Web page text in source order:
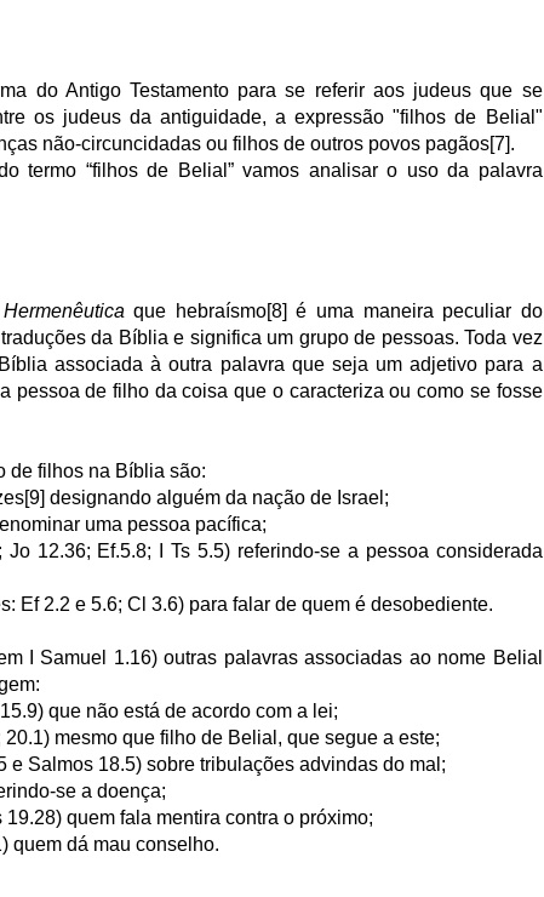
do Antigo Testamento para se referir aos judeus que se
os judeus da antiguidade, a expressão "filhos de Belial"
não-circuncidadas ou filhos de outros povos pagãos[7].
termo “filhos de Belial” vamos analisar o uso da palavra
Hermenêutica que hebraísmo[8] é uma maneira peculiar do
da Bíblia e significa um grupo de pessoas. Toda vez
associada à outra palavra que seja um adjetivo para a
pessoa de filho da coisa que o caracteriza ou como se fosse
de filhos na Bíblia são:
[9] designando alguém da nação de Israel;
uma pessoa pacífica;
Jo 12.36; Ef.5.8; I Ts 5.5) referindo-se a pessoa considerada
Ef 2.2 e 5.6; Cl 3.6) para falar de quem é desobediente.
I Samuel
1.16) outras palavras associadas ao nome Belial
que não está de acordo com a lei;
20.1) mesmo que filho de Belial, que segue a este;
e Salmos 18.5) sobre tribulações advindas do mal;
se a doença;
quem fala mentira contra o próximo;
quem dá mau conselho.